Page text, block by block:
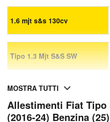
1.6 mjt s&s 130cv
Tipo 1.3 Mjt S&S SW
MOSTRA TUTTI
Allestimenti Fiat Tipo
(2016-24) Benzina (25)